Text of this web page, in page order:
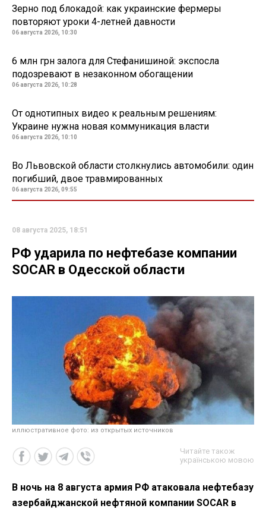
Зерно под блокадой: как украинские фермеры
повторяют уроки 4-летней давности
06 августа 2026, 10:30
6 млн грн залога для Стефанишиной: экспосла
подозревают в незаконном обогащении
06 августа 2026, 10:28
От однотипных видео к реальным решениям:
Украине нужна новая коммуникация власти
06 августа 2026, 10:10
Во Львовской области столкнулись автомобили: один
погибший, двое травмированных
06 августа 2026, 09:55
08 августа 2025, 18:51
РФ ударила по нефтебазе компании
SOCAR в Одесской области
иллюстративное фото: из открытых источников
Читайте також
українською мовою
В ночь на 8 августа армия РФ атаковала нефтебазу
азербайджанской нефтяной компании SOCAR в